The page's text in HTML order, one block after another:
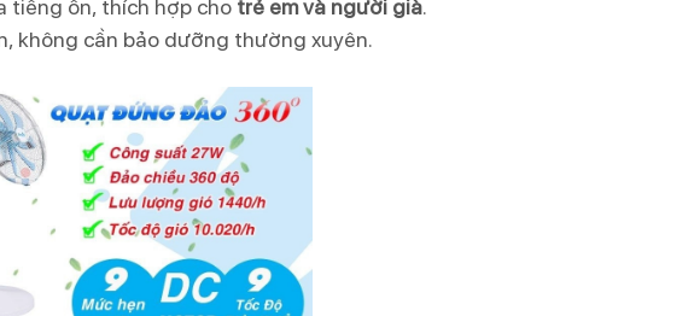
tiếng ồn, thích hợp cho trẻ em và người già.
không cần bảo dưỡng thường xuyên.